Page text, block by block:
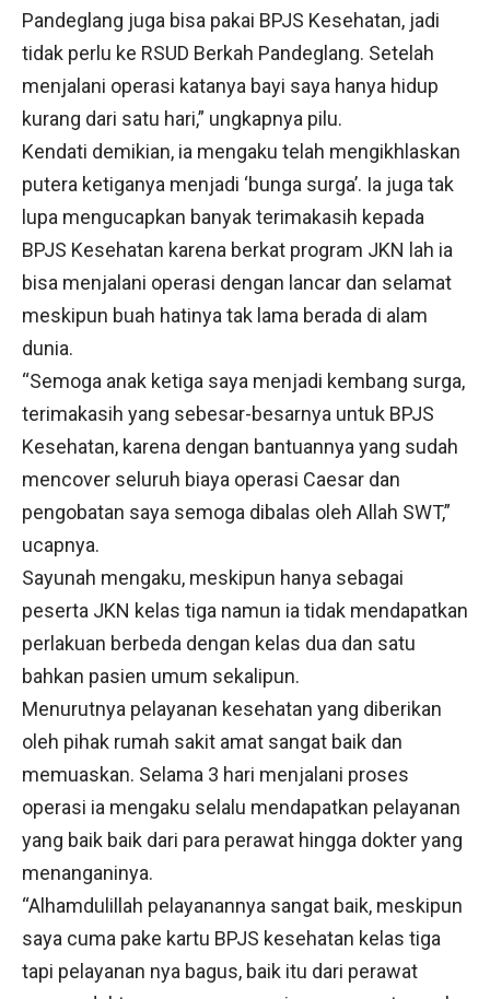
Pandeglang juga bisa pakai BPJS Kesehatan, jadi
tidak perlu ke RSUD Berkah Pandeglang. Setelah
menjalani operasi katanya bayi saya hanya hidup
kurang dari satu hari,” ungkapnya pilu.
Kendati demikian, ia mengaku telah mengikhlaskan
putera ketiganya menjadi ‘bunga surga’. Ia juga tak
lupa mengucapkan banyak terimakasih kepada
BPJS Kesehatan karena berkat program JKN lah ia
bisa menjalani operasi dengan lancar dan selamat
meskipun buah hatinya tak lama berada di alam
dunia.
“Semoga anak ketiga saya menjadi kembang surga,
terimakasih yang sebesar-besarnya untuk BPJS
Kesehatan, karena dengan bantuannya yang sudah
mencover seluruh biaya operasi Caesar dan
pengobatan saya semoga dibalas oleh Allah SWT,”
ucapnya.
Sayunah mengaku, meskipun hanya sebagai
peserta JKN kelas tiga namun ia tidak mendapatkan
perlakuan berbeda dengan kelas dua dan satu
bahkan pasien umum sekalipun.
Menurutnya pelayanan kesehatan yang diberikan
oleh pihak rumah sakit amat sangat baik dan
memuaskan. Selama 3 hari menjalani proses
operasi ia mengaku selalu mendapatkan pelayanan
yang baik baik dari para perawat hingga dokter yang
menanganinya.
“Alhamdulillah pelayanannya sangat baik, meskipun
saya cuma pake kartu BPJS kesehatan kelas tiga
tapi pelayanan nya bagus, baik itu dari perawat